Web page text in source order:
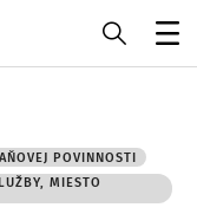
POVINNOSTI
MIESTO